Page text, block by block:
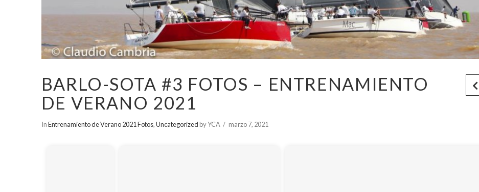
BARLO-SOTA #3 FOTOS – ENTRENAMIENTO
DE VERANO 2021
InEntrenamiento de Verano 2021 Fotos,Uncategorized by YCA marzo 7, 2021